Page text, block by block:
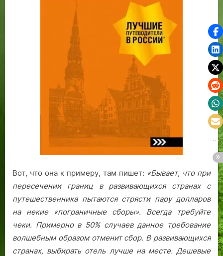
Вот, что она к примеру, там пишет: «Бывает, что при
пересечении границ в развивающихся странах с
путешественника пытаются стрясти пару долларов
на некие «пограничные сборы». Всегда требуйте
чеки. Примерно в 50% случаев данное требование
волшебным образом отменит сбор. В развивающихся
странах, выбирать отель лучше на месте. Дешевые